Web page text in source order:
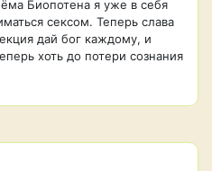
Биопотена я уже в себя
сексом. Теперь слава
дай бог каждому, и
хоть до потери сознания